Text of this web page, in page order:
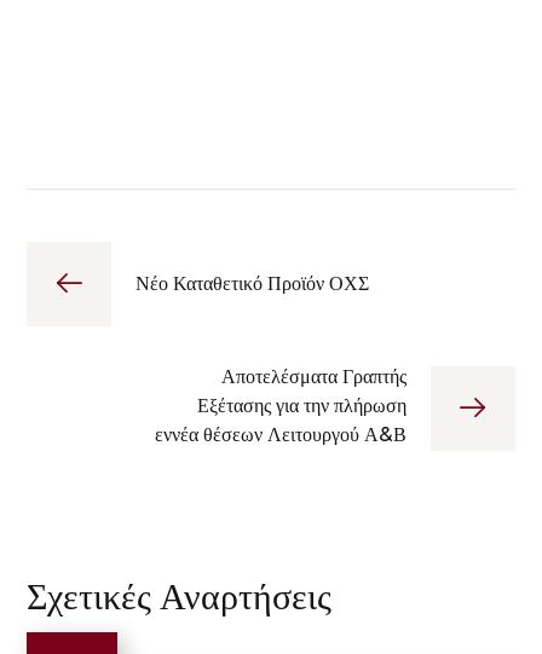
Νέο Καταθετικό Προϊόν ΟΧΣ
Αποτελέσματα Γραπτής
Εξέτασης για την πλήρωση
εννέα θέσεων Λειτουργού Α&Β
Σχετικές Αναρτήσεις